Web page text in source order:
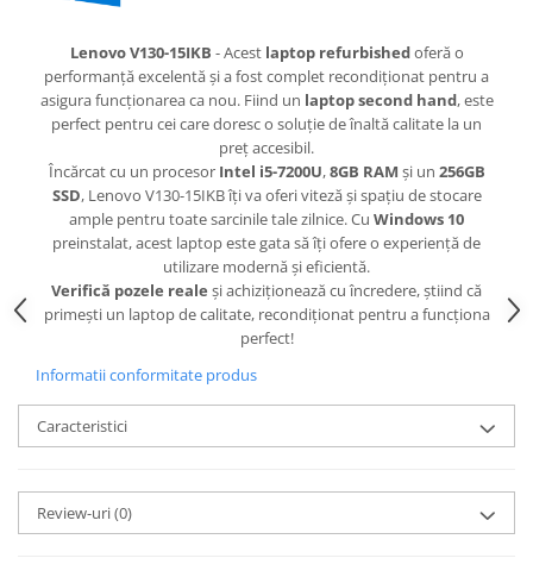
Lenovo V130-15IKB - Acest laptop refurbishedoferă o
performanță excelentă și a fost complet recondiționat pentru a
asigura funcționarea ca nou. Fiind un laptop second hand, este
perfect pentru cei care doresc o soluție de înaltă calitate la un
preț accesibil.
Încărcat cu un procesor Intel i5-7200U,8GB RAM și un 256GB
SSD, Lenovo V130-15IKB îți va oferi viteză și spațiu de stocare
ample pentru toate sarcinile tale zilnice. Cu Windows 10
preinstalat, acest laptop este gata să îți ofere o experiență de
utilizare modernă și eficientă.
Verifică pozele reale și achiziționează cu încredere, știind că
primești un laptop de calitate, recondiționat pentru a funcționa
perfect!
Informatii conformitate produs
Caracteristici
Review-uri(0)